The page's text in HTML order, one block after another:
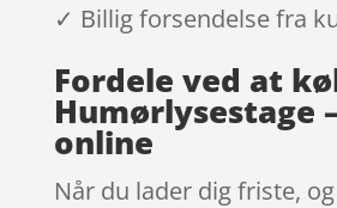
✓ Billig forsendelse fra
Fordele ved at
Humørlysestage
online
Når du lader dig friste,